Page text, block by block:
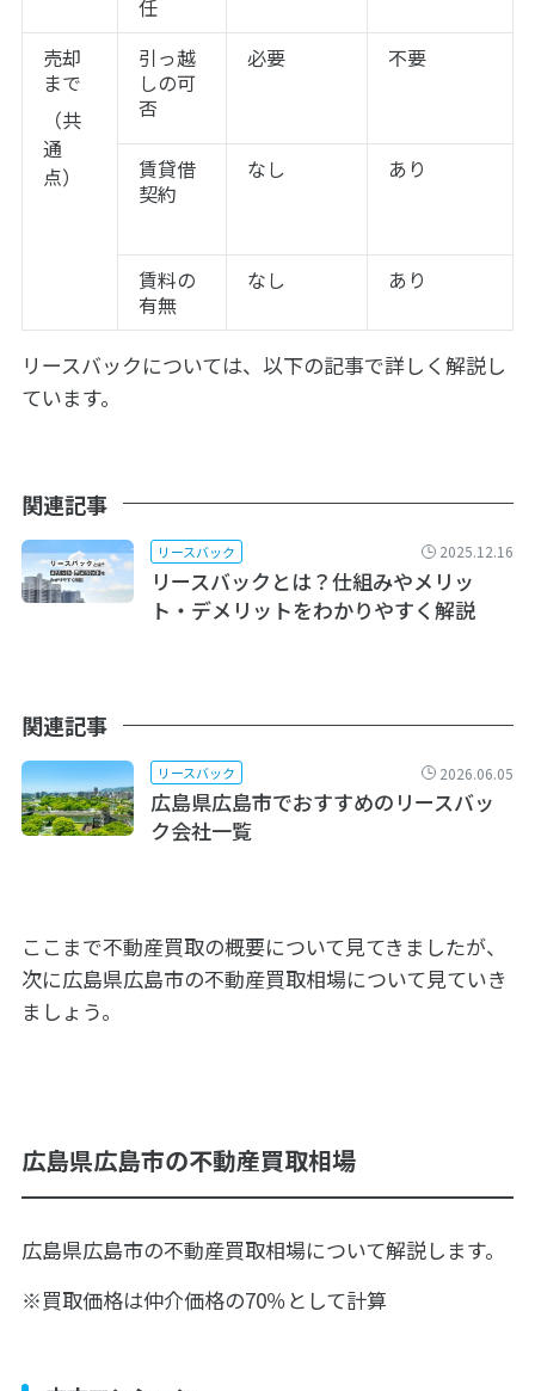
任
売却
まで
（共
通
点）
引っ越
しの可
否
必要 不要
賃貸借
契約
なし あり
賃料の
有無
なし あり
リースバックについては、以下の記事で詳しく解説し
ています。
関連記事
リースバック 2025.12.16
リースバックとは？仕組みやメリッ
ト・デメリットをわかりやすく解説
関連記事
リースバック 2026.06.05
広島県広島市でおすすめのリースバッ
ク会社一覧
ここまで不動産買取の概要について見てきましたが、
次に広島県広島市の不動産買取相場について見ていき
ましょう。
広島県広島市の不動産買取相場
広島県広島市の不動産買取相場について解説します。
※買取価格は仲介価格の70％として計算